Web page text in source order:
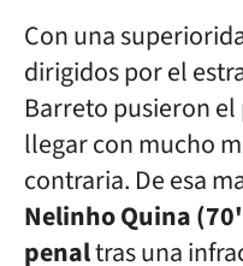
Con una
dirigidos por el
Barreto pusieron
llegar con mucho
contraria. De esa
Nelinho Quina
penaltras una